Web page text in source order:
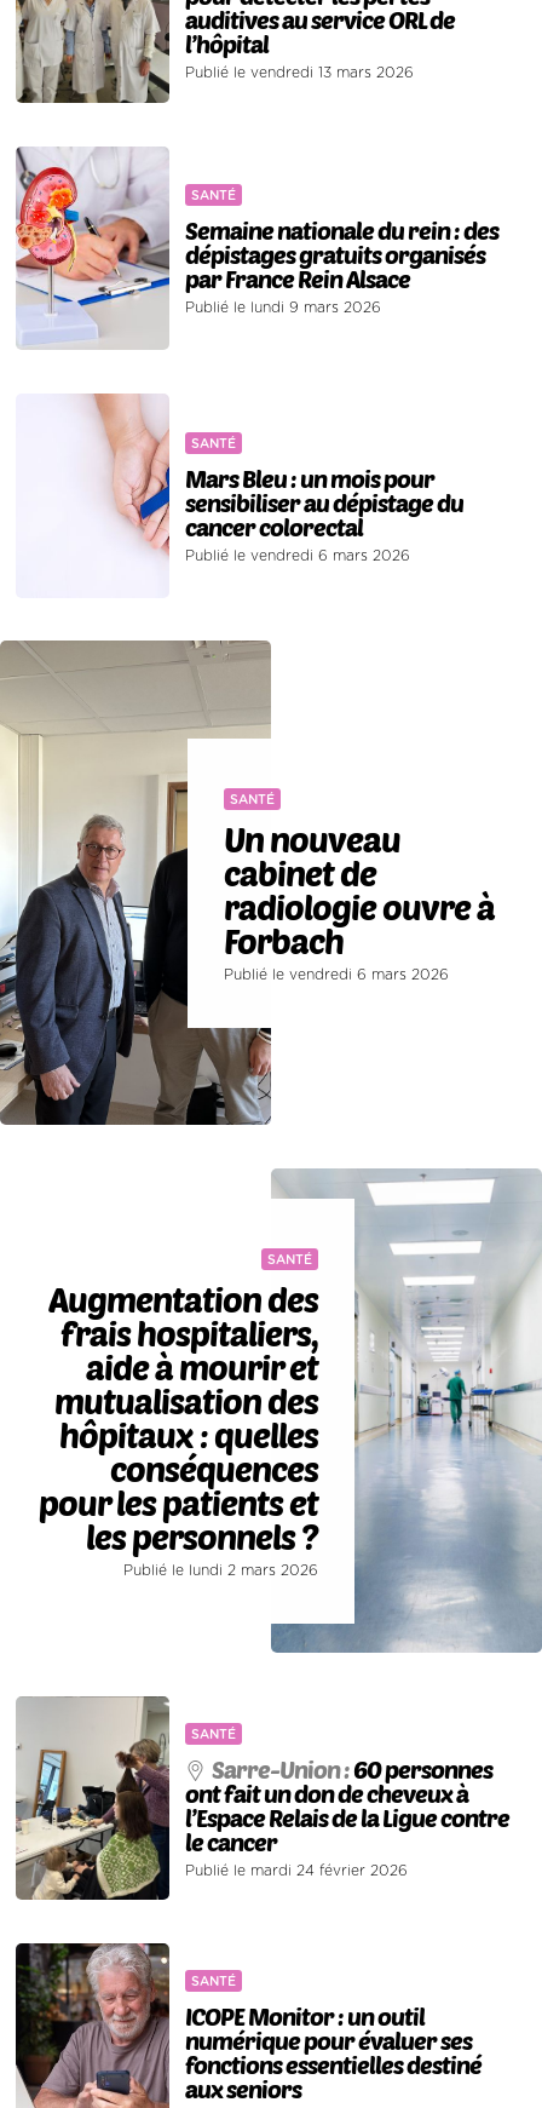
auditives au service ORL de
l’hôpital
Publié le vendredi 13 mars 2026
SANTÉ
Semaine nationale du rein : des
dépistages gratuits organisés
par France Rein Alsace
Publié le lundi 9 mars 2026
SANTÉ
Mars Bleu : un mois pour
sensibiliser au dépistage du
cancer colorectal
Publié le vendredi 6 mars 2026
SANTÉ
Un nouveau
cabinet de
radiologie ouvre à
Forbach
Publié le vendredi 6 mars 2026
SANTÉ
Augmentation des
frais hospitaliers,
aide à mourir et
mutualisation des
hôpitaux : quelles
conséquences
pour les patients et
les personnels ?
Publié le lundi 2 mars 2026
SANTÉ
Sarre-Union :60 personnes
ont fait un don de cheveux à
l’Espace Relais de la Ligue contre
le cancer
Publié le mardi 24 février 2026
SANTÉ
ICOPE Monitor : un outil
numérique pour évaluer ses
fonctions essentielles destiné
aux seniors